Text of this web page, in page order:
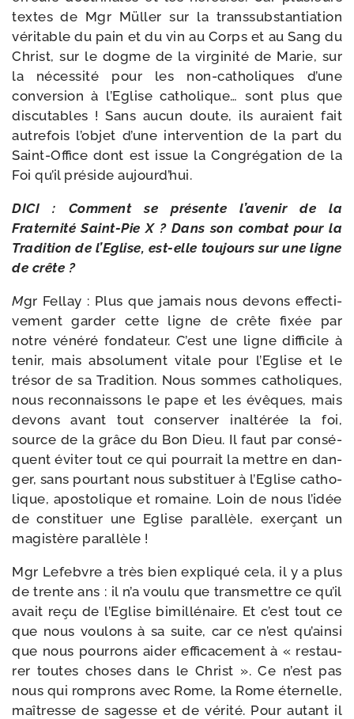
textes de Mgr Müller sur la trans­sub­stan­tia­tion
véri­table du pain et du vin au Corps et au Sang du
Christ, sur le dogme de la vir­gi­ni­té de Marie, sur
la néces­si­té pour les non-​catholiques d’une
conver­sion à l’Eglise catho­lique… sont plus que
dis­cu­tables ! Sans aucun doute, ils auraient fait
autre­fois l’objet d’une inter­ven­tion de la part du
Saint-​Office dont est issue la Congrégation de la
Foi qu’il pré­side aujourd’hui.
DICI : Comment se pré­sente l’avenir de la
Fraternité Saint-​Pie X? Dans son com­bat pour la
Tradition de l’Eglise, est-​elle tou­jours sur une ligne
de crête ?
Mgr Fellay : Plus que jamais nous devons effec­ti­
ve­ment gar­der cette ligne de crête fixée par
notre véné­ré fon­da­teur. C’est une ligne dif­fi­cile à
tenir, mais abso­lu­ment vitale pour l’Eglise et le
tré­sor de sa Tradition. Nous sommes catho­liques,
nous recon­nais­sons le pape et les évêques, mais
devons avant tout conser­ver inal­té­rée la foi,
source de la grâce du Bon Dieu. Il faut par consé­
quent évi­ter tout ce qui pour­rait la mettre en dan­
ger, sans pour­tant nous sub­sti­tuer à l’Eglise catho­
lique, apos­to­lique et romaine. Loin de nous l’idée
de consti­tuer une Eglise paral­lèle, exer­çant un
magis­tère parallèle !
Mgr Lefebvre a très bien expli­qué cela, il y a plus
de trente ans : il n’a vou­lu que trans­mettre ce qu’il
avait reçu de l’Eglise bimil­lé­naire. Et c’est tout ce
que nous vou­lons à sa suite, car ce n’est qu’ainsi
que nous pour­rons aider effi­ca­ce­ment à « res­tau­
rer toutes choses dans le Christ ». Ce n’est pas
nous qui rom­prons avec Rome, la Rome éter­nelle,
maî­tresse de sagesse et de véri­té. Pour autant il